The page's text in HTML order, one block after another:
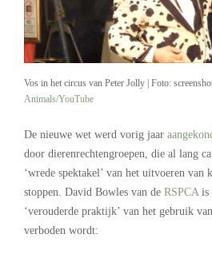
Vos in het circus van Peter Jolly | Foto:
Animals/YouTube
De nieuwe wet werd vorig jaar
door dierenrechtengroepen, die al lang
‘wrede spektakel’ van het uitvoeren van
stoppen. David Bowles van de RSPCA is
‘verouderde praktijk’ van het gebruik
verboden wordt: